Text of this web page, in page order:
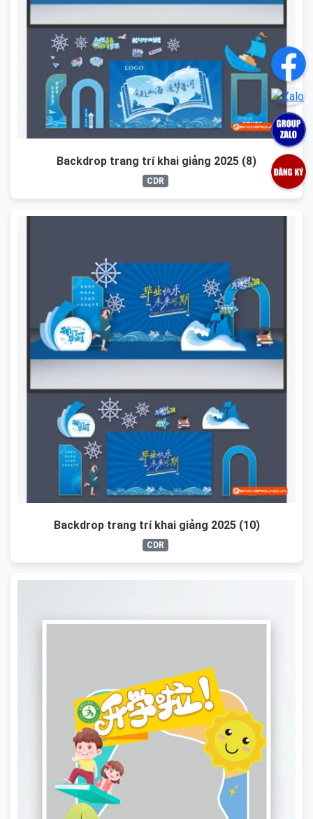
Backdrop trang trí khai giảng 2025 (8)
CDR
Backdrop trang trí khai giảng 2025 (10)
CDR